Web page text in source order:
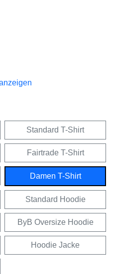
Standard T-Shirt
Fairtrade T-Shirt
Damen T-Shirt
Standard Hoodie
ByB Oversize Hoodie
Hoodie Jacke